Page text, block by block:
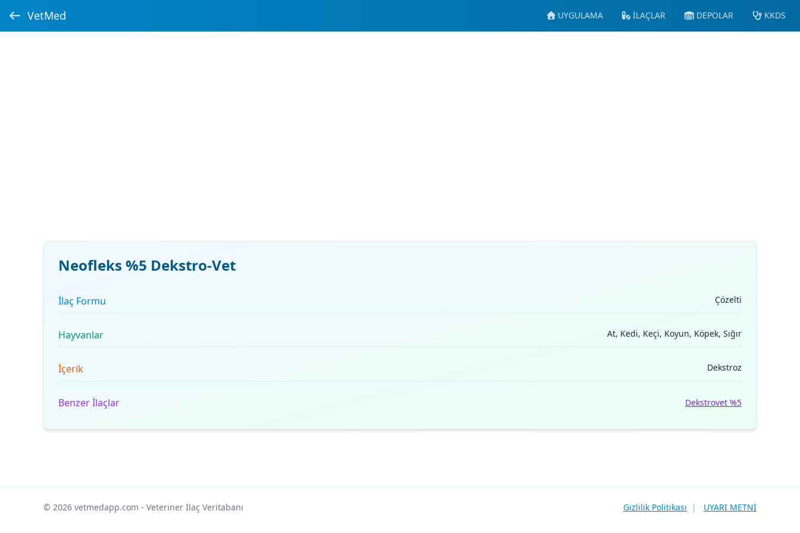
VetMed UYGULAMA İLAÇLAR DEPOLAR KKDS
Neofleks %5 Dekstro-Vet
İlaç Formu Çözelti
Hayvanlar At, Kedi, Keçi, Koyun, Köpek, Sığır
İçerik Dekstroz
Benzer İlaçlar Dekstrovet %5
© 2026 vetmedapp.com - Veteriner İlaç Veritabanı Gizlilik Politikası | UYARI METNİ